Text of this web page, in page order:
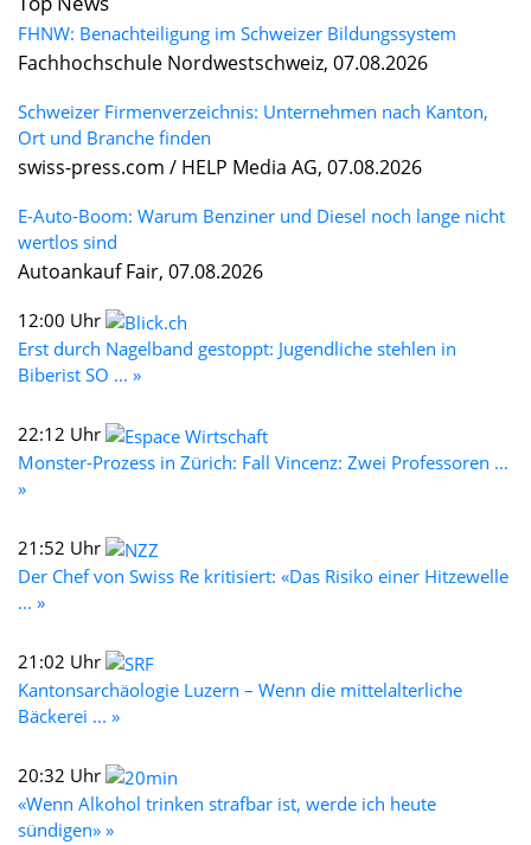
FHNW: Benachteiligung im Schweizer Bildungssystem
Fachhochschule Nordwestschweiz, 07.08.2026
Schweizer Firmenverzeichnis: Unternehmen nach Kanton,
Ort und Branche finden
swiss-press.com / HELP Media AG, 07.08.2026
E-Auto-Boom: Warum Benziner und Diesel noch lange nicht
wertlos sind
Autoankauf Fair, 07.08.2026
12:00 Uhr
Erst durch Nagelband gestoppt: Jugendliche stehlen in
Biberist SO ... »
22:12 Uhr
Monster-Prozess in Zürich: Fall Vincenz: Zwei Professoren ...
»
21:52 Uhr
Der Chef von Swiss Re kritisiert: «Das Risiko einer Hitzewelle
... »
21:02 Uhr
Kantonsarchäologie Luzern – Wenn die mittelalterliche
Bäckerei ... »
20:32 Uhr
«Wenn Alkohol trinken strafbar ist, werde ich heute
sündigen» »